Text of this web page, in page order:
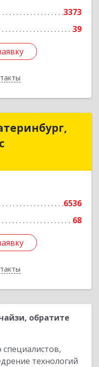
3373
39
6536
68
офис
ул, строение 29,
Подробнее
обратите
технологий